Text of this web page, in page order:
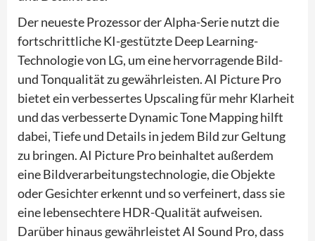
Der neueste Prozessor der Alpha-Serie nutzt die
fortschrittliche KI-gestützte Deep Learning-
Technologie von LG, um eine hervorragende Bild-
und Tonqualität zu gewährleisten. AI Picture Pro
bietet ein verbessertes Upscaling für mehr Klarheit
und das verbesserte Dynamic Tone Mapping hilft
dabei, Tiefe und Details in jedem Bild zur Geltung
zu bringen. AI Picture Pro beinhaltet außerdem
eine Bildverarbeitungstechnologie, die Objekte
oder Gesichter erkennt und so verfeinert, dass sie
eine lebensechtere HDR-Qualität aufweisen.
Darüber hinaus gewährleistet AI Sound Pro, dass